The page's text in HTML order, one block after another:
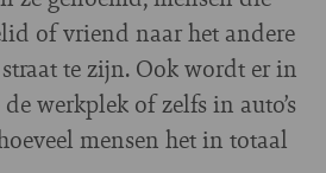
of vriend naar het andere
te zijn. Ook wordt er in
werkplek of zelfs in auto’s
mensen het in totaal